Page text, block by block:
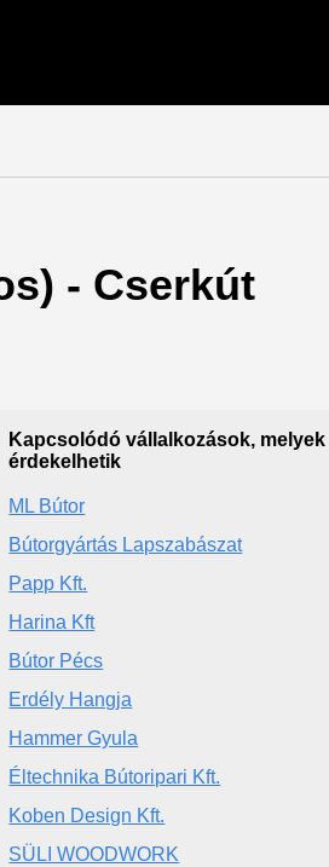
- Cserkút
Kapcsolódó vállalkozások, melyek
érdekelhetik
ML Bútor
Bútorgyártás Lapszabászat
Papp Kft.
Harina Kft
Bútor Pécs
Erdély Hangja
Hammer Gyula
Éltechnika Bútoripari Kft.
Koben Design Kft.
SÜLI WOODWORK